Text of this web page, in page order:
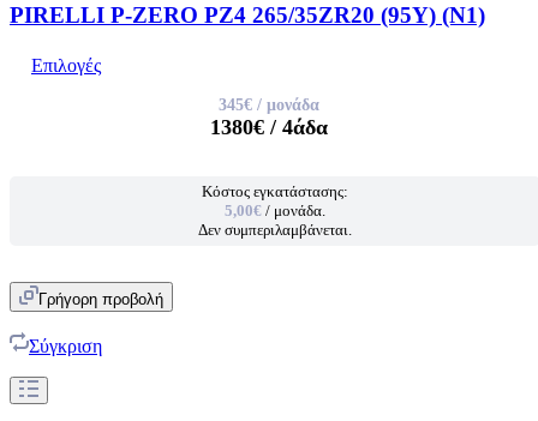
PIRELLI P-ZERO PZ4 265/35ZR20 (95Y) (N1)
Επιλογές
345€ / μονάδα
1380€ / 4άδα
Κόστος εγκατάστασης:
5,00€ / μονάδα.
Δεν συμπεριλαμβάνεται.
Γρήγορη προβολή
Σύγκριση